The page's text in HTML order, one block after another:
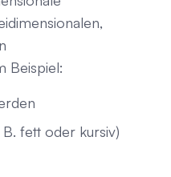
Beispiel:
fett oder kursiv)